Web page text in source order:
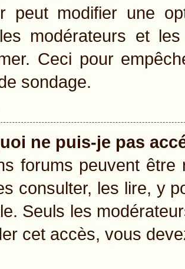
peut modifier une
modérateurs et
Ceci pour
sondage.
ne puis-je pas
forums peuvent
consulter, les lire, y
Seuls les
cet accès, vous